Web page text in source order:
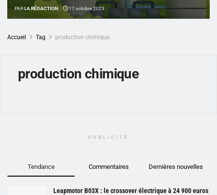
PARLA RÉDACTION 17 octobre 2023
Accueil Tag production chimique
production chimique
PUBLICITÉ
Tendance Commentaires Dernières nouvelles
Leapmotor B03X : le crossover électrique à 24 900 euros